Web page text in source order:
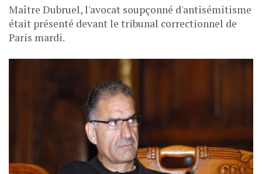
Maître Dubruel, l'avocat soupçonné d'antisémitisme
était présenté devant le tribunal correctionnel de
Paris mardi.